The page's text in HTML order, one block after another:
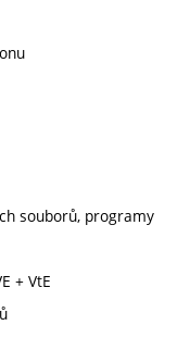
souborů, programy
+ VtE